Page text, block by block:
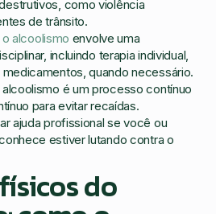
como violência
de trânsito.
alcoolismo envolve uma
incluindo terapia individual,
quando necessário.
é um processo contínuo
para evitar recaídas.
ajuda profissional se você ou
estiver lutando contra o
do